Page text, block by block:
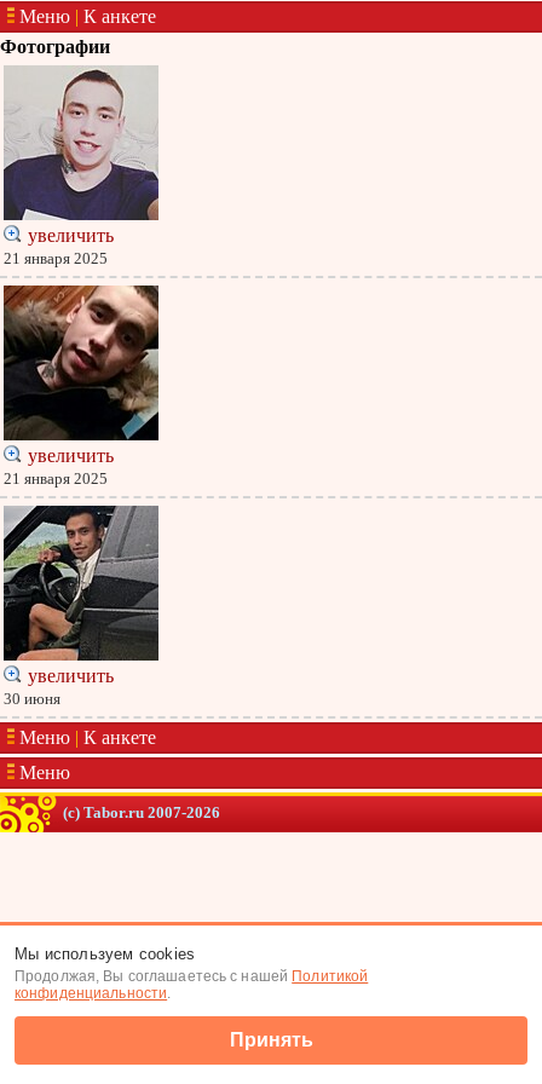
Меню | К анкете
Фотографии
увеличить
21 января 2025
увеличить
21 января 2025
увеличить
30 июня
Меню | К анкете
Меню
(c) Tabor.ru 2007-2026
Мы используем cookies
Продолжая, Вы соглашаетесь с нашей Политикой
конфиденциальности.
Принять